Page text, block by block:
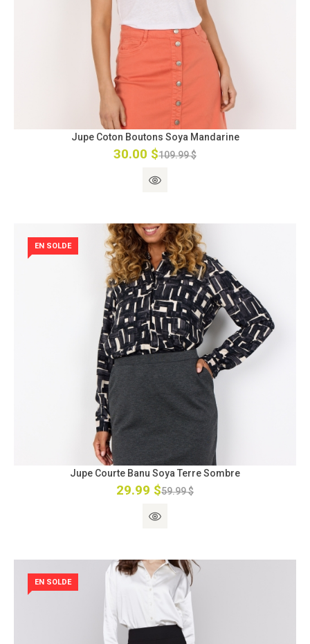
Jupe Coton Boutons Soya Mandarine
30.00 $109.99 $
EN SOLDE
Jupe Courte Banu Soya Terre Sombre
29.99 $59.99 $
EN SOLDE